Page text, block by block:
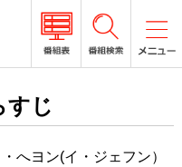
すじ
へヨン(イ・ジェフン）